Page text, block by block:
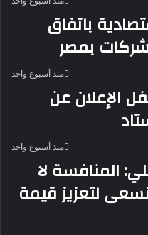
باتفاق
بمصر
منذ أسبوع واحد
الإعلان عن
منذ أسبوع واحد
المنافسة لا
لتعزيز قيمة